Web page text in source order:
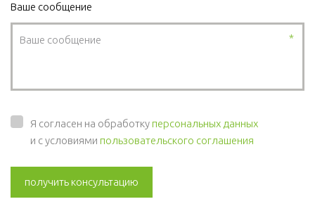
Ваше сообщение
*
Я согласен на обработкуперсональных данных
и с условиями пользовательского соглашения
получить консультацию